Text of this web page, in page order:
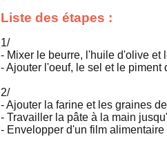
Liste des étapes :
1/
- Mixer le beurre, l'huile d'olive et
- Ajouter l'oeuf, le sel et le piment
2/
- Ajouter la farine et les graines
- Travailler la pâte à la main
- Envelopper d'un film